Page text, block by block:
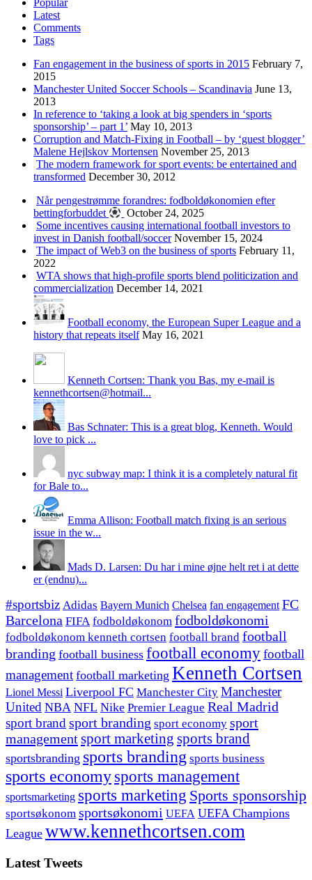
Popular
Latest
Comments
Tags
Fan engagement in the business of sports in 2015 February 7,
2015
Manchester United Soccer Schools – Scandinavia June 13,
2013
In reference to ‘taking a look at big spenders in ‘sports
sponsorship’ – part 1’ May 10, 2013
Corruption and Match-Fixing in Football – by ‘guest blogger’
Malene Hejlskov Mortensen November 25, 2013
The modern framework for sport events: be entertained and
transformed December 30, 2012
Når pengestrømme forandres: fodboldøkonomien efter
bettingforbuddet
October 24, 2025
Some incentives causing international football investors to
invest in Danish football/soccer November 15, 2024
The impact of Web3 on the business of sports February 11,
2022
WTA shows that high-profile sports blend politicization and
commercialization December 14, 2021
Football economy, the European Super League and a
history that repeats itself May 16, 2021
Kenneth Cortsen: Thank you Bas, my e-mail is
kennethcortsen@hotmail...
Bas Schnater: This is a great blog, Kenneth. Would
love to pick ...
nyc subway map: I think it is a completely natural fit
for Bale to...
Emma Allison: Football match fixing is an serious
issue in the w...
Mads D. Larsen: Du har i mine øjne helt ret i at dette
er (endnu)...
#sportsbiz Adidas Bayern Munich Chelsea fan engagement FC
Barcelona FIFA fodboldøkonom fodboldøkonomi
fodboldøkonom kenneth cortsen football brand football
branding football business football economyfootball
management football marketing Kenneth Cortsen
Lionel Messi Liverpool FC Manchester City Manchester
United NBA NFL Nike Premier League Real Madrid
sport brandsport branding sport economy sport
managementsport marketing sports brand
sportsbranding sports branding sports business
sports economy sports management
sportsmarketing sports marketing Sports sponsorship
sportsøkonom sportsøkonomi UEFA UEFA Champions
League www.kennethcortsen.com
Latest Tweets